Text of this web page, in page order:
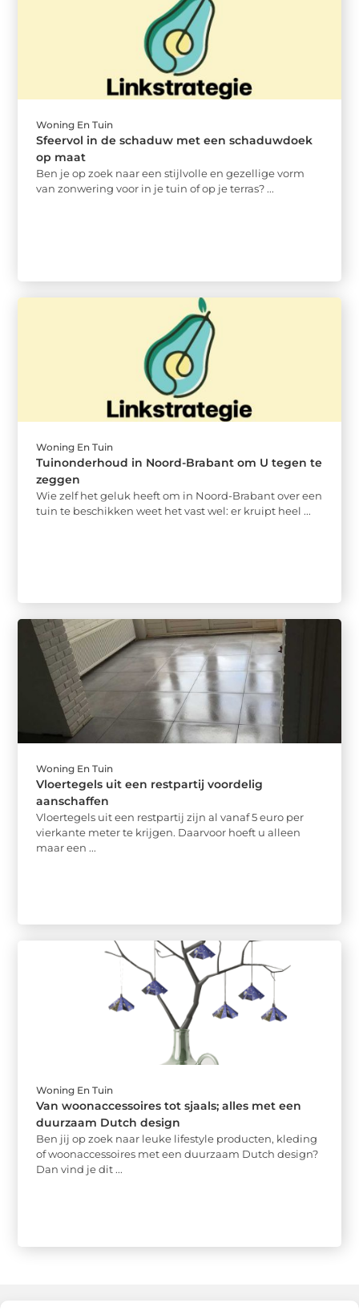
Woning En Tuin
Sfeervol in de schaduw met een schaduwdoek
op maat
Ben je op zoek naar een stijlvolle en gezellige vorm
van zonwering voor in je tuin of op je terras? ...
Woning En Tuin
Tuinonderhoud in Noord-Brabant om U tegen te
zeggen
Wie zelf het geluk heeft om in Noord-Brabant over een
tuin te beschikken weet het vast wel: er kruipt heel ...
Woning En Tuin
Vloertegels uit een restpartij voordelig
aanschaffen
Vloertegels uit een restpartij zijn al vanaf 5 euro per
vierkante meter te krijgen. Daarvoor hoeft u alleen
maar een ...
Woning En Tuin
Van woonaccessoires tot sjaals; alles met een
duurzaam Dutch design
Ben jij op zoek naar leuke lifestyle producten, kleding
of woonaccessoires met een duurzaam Dutch design?
Dan vind je dit ...